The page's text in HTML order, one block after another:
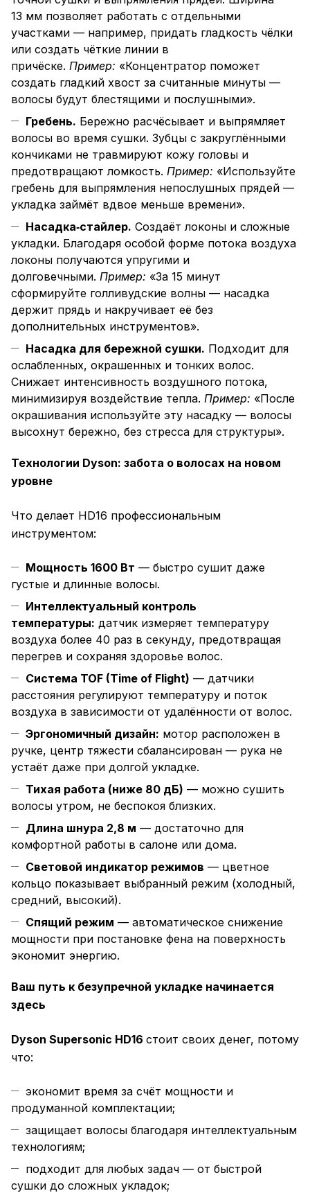
13 мм позволяет работать с отдельными
участками — например, придать гладкость чёлки
или создать чёткие линии в
причёске. Пример: «Концентратор поможет
создать гладкий хвост за считанные минуты —
волосы будут блестящими и послушными».
Гребень. Бережно расчёсывает и выпрямляет
волосы во время сушки. Зубцы с закруглёнными
кончиками не травмируют кожу головы и
предотвращают ломкость. Пример: «Используйте
гребень для выпрямления непослушных прядей —
укладка займёт вдвое меньше времени».
Насадка‑стайлер. Создаёт локоны и сложные
укладки. Благодаря особой форме потока воздуха
локоны получаются упругими и
долговечными. Пример: «За 15 минут
сформируйте голливудские волны — насадка
держит прядь и накручивает её без
дополнительных инструментов».
Насадка для бережной сушки. Подходит для
ослабленных, окрашенных и тонких волос.
Снижает интенсивность воздушного потока,
минимизируя воздействие тепла. Пример: «После
окрашивания используйте эту насадку — волосы
высохнут бережно, без стресса для структуры».
Технологии Dyson: забота о волосах на новом
уровне
Что делает HD16 профессиональным
инструментом:
Мощность 1600 Вт — быстро сушит даже
густые и длинные волосы.
Интеллектуальный контроль
температуры: датчик измеряет температуру
воздуха более 40 раз в секунду, предотвращая
перегрев и сохраняя здоровье волос.
Система TOF (Time of Flight) — датчики
расстояния регулируют температуру и поток
воздуха в зависимости от удалённости от волос.
Эргономичный дизайн: мотор расположен в
ручке, центр тяжести сбалансирован — рука не
устаёт даже при долгой укладке.
Тихая работа (ниже 80 дБ) — можно сушить
волосы утром, не беспокоя близких.
Длина шнура 2,8 м — достаточно для
комфортной работы в салоне или дома.
Световой индикатор режимов — цветное
кольцо показывает выбранный режим (холодный,
средний, высокий).
Спящий режим — автоматическое снижение
мощности при постановке фена на поверхность
экономит энергию.
Ваш путь к безупречной укладке начинается
здесь
Dyson Supersonic HD16 стоит своих денег, потому
что:
экономит время за счёт мощности и
продуманной комплектации;
защищает волосы благодаря интеллектуальным
технологиям;
подходит для любых задач — от быстрой
сушки до сложных укладок;